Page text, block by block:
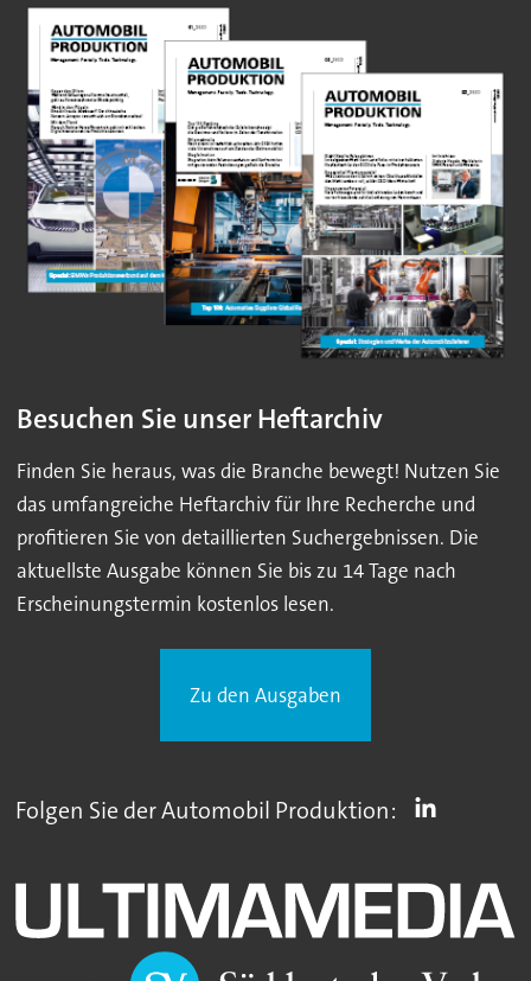
Besuchen Sie unser Heftarchiv
Finden Sie heraus, was die Branche bewegt! Nutzen Sie
das umfangreiche Heftarchiv für Ihre Recherche und
profitieren Sie von detaillierten Suchergebnissen. Die
aktuellste Ausgabe können Sie bis zu 14 Tage nach
Erscheinungstermin kostenlos lesen.
Zu den Ausgaben
Folgen Sie der Automobil Produktion: